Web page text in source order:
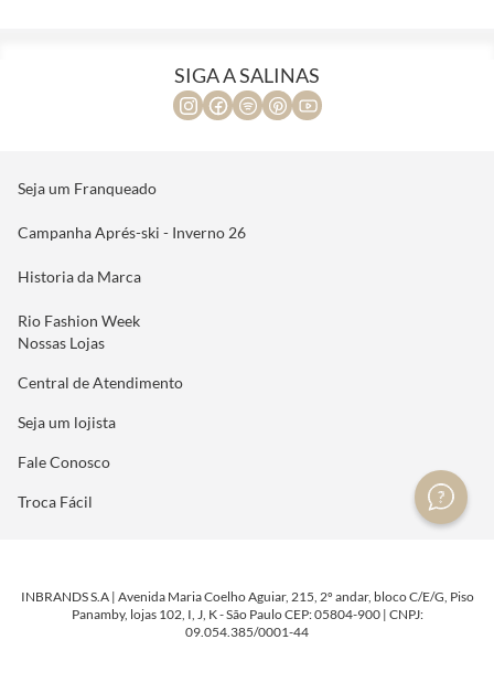
SIGA A SALINAS
Seja um Franqueado
Campanha Aprés-ski - Inverno 26
Historia da Marca
Rio Fashion Week
Nossas Lojas
Central de Atendimento
Seja um lojista
Fale Conosco
Troca Fácil
INBRANDS S.A | Avenida Maria Coelho Aguiar, 215, 2º andar, bloco C/E/G, Piso
Panamby, lojas 102, I, J, K - São Paulo CEP: 05804-900 | CNPJ:
09.054.385/0001-44